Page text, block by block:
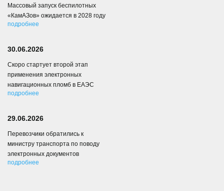
Массовый запуск беспилотных
«КамАЗов» ожидается в 2028 году
подробнее
30.06.2026
Скоро стартует второй этап
применения электронных
навигационных пломб в ЕАЭС
подробнее
29.06.2026
Перевозчики обратились к
министру транспорта по поводу
электронных документов
подробнее